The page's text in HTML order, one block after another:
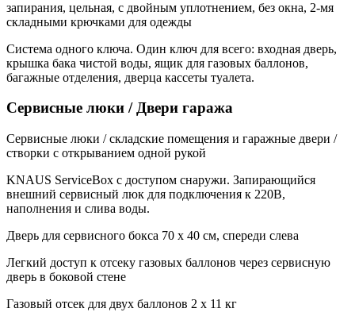
запирания, цельная, с двойным уплотнением, без окна, 2-мя
складными крючками для одежды
Система одного ключа. Один ключ для всего: входная дверь,
крышка бака чистой воды, ящик для газовых баллонов,
багажные отделения, дверца кассеты туалета.
Сервисные люки / Двери гаража
Сервисные люки / складские помещения и гаражные двери /
створки с открыванием одной рукой
KNAUS ServiceBox с доступом снаружи. Запирающийся
внешний сервисный люк для подключения к 220В,
наполнения и слива воды.
Дверь для сервисного бокса 70 x 40 см, спереди слева
Легкий доступ к отсеку газовых баллонов через сервисную
дверь в боковой стене
Газовый отсек для двух баллонов 2 х 11 кг